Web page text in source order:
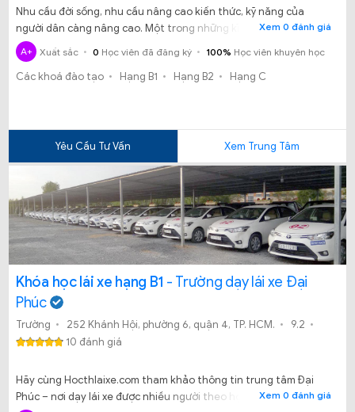
Nhu cầu đời sống, nhu cầu nâng cao kiến thức, kỹ năng của
người dân càng nâng cao. Một trong những kĩ năng đang được
mọi người quan tâm nhất hiện nay chính là học thi lái xe ô tô.
Nhưng học lái xe ở đâu thì tốt? Học tại Trung tâm đào tạo lái xe
Trường Sơn có được không?​​​​​​​
Xem 0 đánh giá
A+ Xuất sắc 0 Học viên đã đăng ký 100% Học viên khuyên học
Các khoá đào tạo Hạng B1 Hạng B2 Hạng C
Yêu Cầu Tư Vấn Xem Trung Tâm
Khóa học lái xe hạng B1 - Trường dạy lái xe Đại
Phúc
Trường 252 Khánh Hội, phường 6, quận 4, TP. HCM.
9.2
10 đánh giá
Hãy cùng Hocthlaixe.com tham khảo thông tin trung tâm Đại
Phúc – nơi dạy lái xe được nhiều người theo học tại TP HCM.
Xem 0 đánh giá